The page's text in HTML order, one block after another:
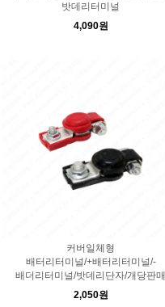
밧데리터미널
4,090원
커버일체형
배터리터미널/+배터리터미널/-
배더리터미널/밧데리단자/개당판매
2,050원